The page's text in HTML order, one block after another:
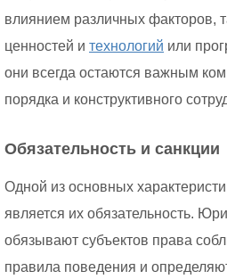
влиянием различных факторов,
ценностей и технологий или
они всегда остаются важным
порядка и конструктивного
Обязательность и санкции
Одной из основных
является их обязательность.
обязывают субъектов права
правила поведения и